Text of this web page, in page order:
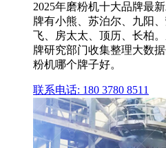
2025年磨粉机十大品牌最
牌有小熊、苏泊尔、九阳
飞、房太太、顶历、长柏
牌研究部门收集整理大数
粉机哪个牌子好。
联系电话: 180 3780 8511